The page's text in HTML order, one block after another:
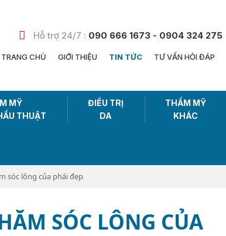
Hỗ trợ 24/7 : 090 666 1673 - 0904 324 275
TRANG CHỦ GIỚI THIỆU TIN TỨC TƯ VẤN HỎI ĐÁP
MỸ
THUẬT
ĐIỀU TRỊ
DA
THẨM MỸ
KHÁC
sóc lông của phái đẹp
SÓC LÔNG CỦA